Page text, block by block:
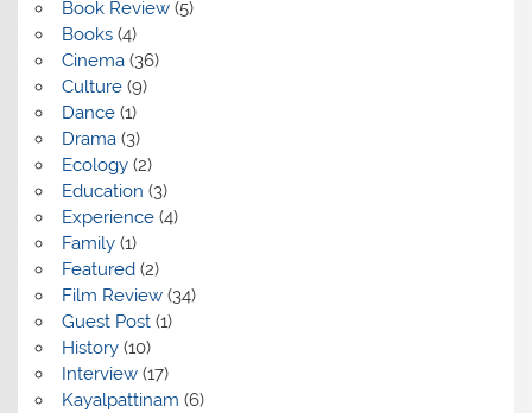
Book Review(5)
Books(4)
Cinema(36)
Culture(9)
Dance(1)
Drama(3)
Ecology(2)
Education (3)
Experience(4)
Family(1)
Featured(2)
Film Review(34)
Guest Post(1)
History(10)
Interview(17)
Kayalpattinam (6)